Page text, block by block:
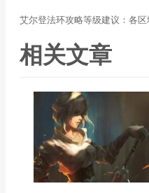
艾尔登法环攻略等级建议：各
相关文章